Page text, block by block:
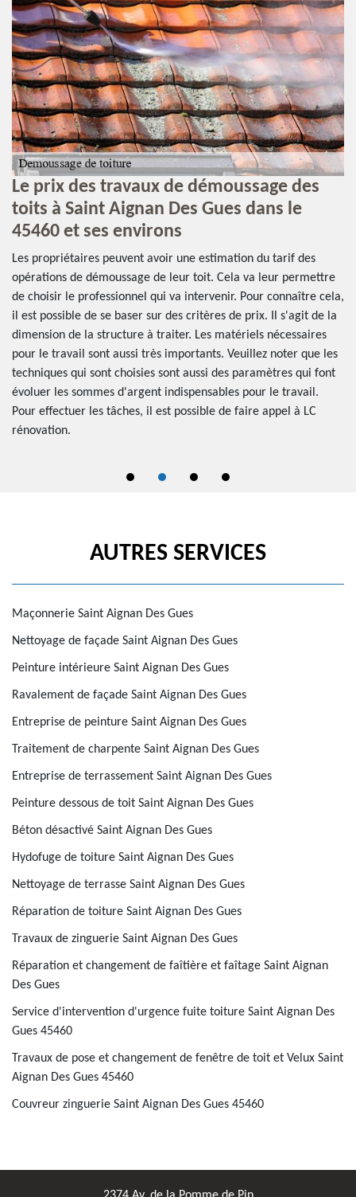
Le prix des travaux de démoussage des
toits à Saint Aignan Des Gues dans le
45460 et ses environs
Les propriétaires peuvent avoir une estimation du tarif des
opérations de démoussage de leur toit. Cela va leur permettre
de choisir le professionnel qui va intervenir. Pour connaître cela,
il est possible de se baser sur des critères de prix. Il s'agit de la
dimension de la structure à traiter. Les matériels nécessaires
pour le travail sont aussi très importants. Veuillez noter que les
techniques qui sont choisies sont aussi des paramètres qui font
évoluer les sommes d'argent indispensables pour le travail.
Pour effectuer les tâches, il est possible de faire appel à LC
rénovation.
AUTRES SERVICES
Maçonnerie Saint Aignan Des Gues
Nettoyage de façade Saint Aignan Des Gues
Peinture intérieure Saint Aignan Des Gues
Ravalement de façade Saint Aignan Des Gues
Entreprise de peinture Saint Aignan Des Gues
Traitement de charpente Saint Aignan Des Gues
Entreprise de terrassement Saint Aignan Des Gues
Peinture dessous de toit Saint Aignan Des Gues
Béton désactivé Saint Aignan Des Gues
Hydofuge de toiture Saint Aignan Des Gues
Nettoyage de terrasse Saint Aignan Des Gues
Réparation de toiture Saint Aignan Des Gues
Travaux de zinguerie Saint Aignan Des Gues
Réparation et changement de faîtière et faîtage Saint Aignan
Des Gues
Service d'intervention d'urgence fuite toiture Saint Aignan Des
Gues 45460
Travaux de pose et changement de fenêtre de toit et Velux Saint
Aignan Des Gues 45460
Couvreur zinguerie Saint Aignan Des Gues 45460